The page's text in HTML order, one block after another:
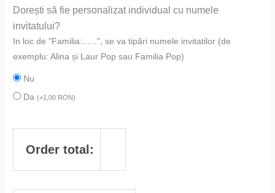
Dorești să fie personalizat individual cu numele
invitatului?
In loc de "Familia:......", se va tipări numele invitatilor (de
exemplu: Alina și Laur Pop sau Familia Pop)
Nu
Da(+1,00 RON)
Order total: